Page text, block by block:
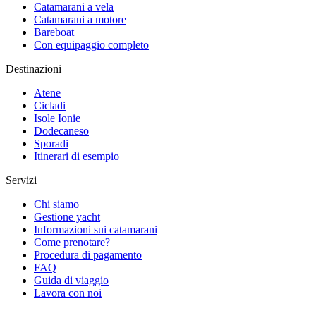
Catamarani a vela
Catamarani a motore
Bareboat
Con equipaggio completo
Destinazioni
Atene
Cicladi
Isole Ionie
Dodecaneso
Sporadi
Itinerari di esempio
Servizi
Chi siamo
Gestione yacht
Informazioni sui catamarani
Come prenotare?
Procedura di pagamento
FAQ
Guida di viaggio
Lavora con noi